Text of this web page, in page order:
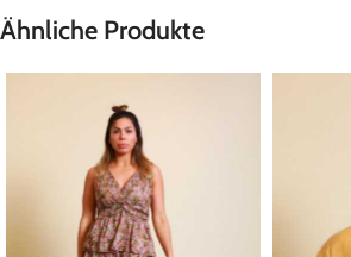
Ähnliche Produkte